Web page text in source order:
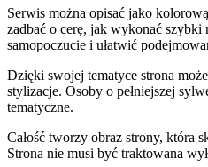
Serwis można opisać jako
zadbać o cerę, jak wykonać szybki
samopoczucie i ułatwić
Dzięki swojej tematyce strona
stylizacje. Osoby o pełniejszej
tematyczne.
Całość tworzy obraz strony, która
Strona nie musi być traktowana